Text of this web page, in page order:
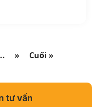
» Cuối »
tư vấn